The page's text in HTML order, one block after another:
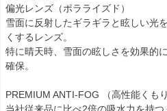
偏光レンズ（ポラライズド）
雪面に反射したギラギラと眩しい光
くするレンズ。
特に晴天時、雪面の眩しさを効果的
確保。
PREMIUM ANTI-FOG （高性能くもり
当社従来品に比べ2倍の吸水力を持つ